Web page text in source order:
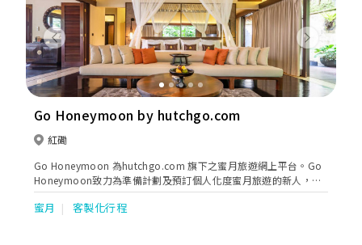
Previous Next
Go Honeymoon by hutchgo.com
紅磡
Go Honeymoon 為hutchgo.com 旗下之蜜月旅遊網上平台。Go
Honeymoon致力為準備計劃及預訂個人化度蜜月旅遊的新人，提
供一站式預訂服務，產品涵蓋機票、酒店住宿、蜜月活動、餐飲、
機場接送及租車等。Go Honeymoon更設有蜜月旅遊專員，致力
蜜月 客製化行程